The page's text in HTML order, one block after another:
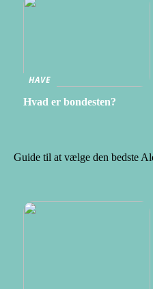
HAVE
Hvad er bondesten?
Guide til at vælge den bedste